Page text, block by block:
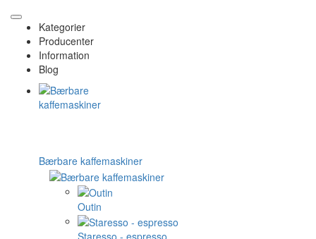
Kategorier
Producenter
Information
Blog
Bærbare kaffemaskiner
Outin